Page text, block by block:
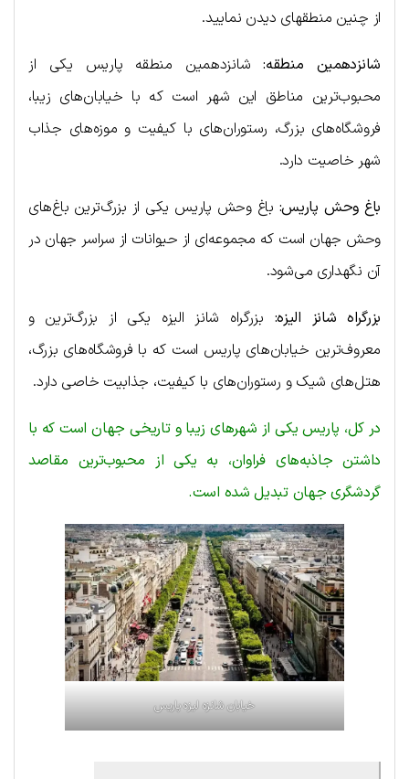
از چنین منطقهای دیدن نمایید.
شانزدهمین منطقه:شانزدهمین منطقه پاریس یکی از
محبوب‌ترین مناطق این شهر است که با خیابان‌های زیبا،
فروشگاه‌های بزرگ، رستوران‌های با کیفیت و موزه‌های جذاب
شهر خاصیت دارد.
باغ وحش پاریس: باغ وحش پاریس یکی از بزرگ‌ترین باغ‌های
وحش جهان است که مجموعه‌ای از حیوانات از سراسر جهان در
آن نگهداری می‌شود.
بزرگراه شانز الیزه: بزرگراه شانز الیزه یکی از بزرگ‌ترین و
معروف‌ترین خیابان‌های پاریس است که با فروشگاه‌های بزرگ،
هتل‌های شیک و رستوران‌های با کیفیت، جذابیت خاصی دارد.
در کل، پاریس یکی از شهرهای زیبا و تاریخی جهان است که با
داشتن جاذبه‌های فراوان، به یکی از محبوب‌ترین مقاصد
گردشگری جهان تبدیل شده است.
خیابان شانزه لیزه پاریس